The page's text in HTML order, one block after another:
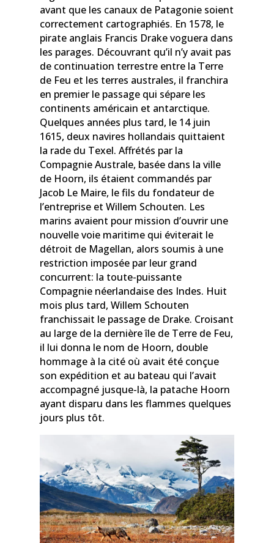
avant que les canaux de Patagonie soient
correctement cartographiés. En 1578, le
pirate anglais Francis Drake voguera dans
les parages. Découvrant qu’il n’y avait pas
de continuation terrestre entre la Terre
de Feu et les terres australes, il franchira
en premier le passage qui sépare les
continents américain et antarctique.
Quelques années plus tard, le 14 juin
1615, deux navires hollandais quittaient
la rade du Texel. Affrétés par la
Compagnie Australe, basée dans la ville
de Hoorn, ils étaient commandés par
Jacob Le Maire, le fils du fondateur de
l’entreprise et Willem Schouten. Les
marins avaient pour mission d’ouvrir une
nouvelle voie maritime qui éviterait le
détroit de Magellan, alors soumis à une
restriction imposée par leur grand
concurrent: la toute-puissante
Compagnie néerlandaise des Indes. Huit
mois plus tard, Willem Schouten
franchissait le passage de Drake. Croisant
au large de la dernière île de Terre de Feu,
il lui donna le nom de Hoorn, double
hommage à la cité où avait été conçue
son expédition et au bateau qui l’avait
accompagné jusque-là, la patache Hoorn
ayant disparu dans les flammes quelques
jours plus tôt.